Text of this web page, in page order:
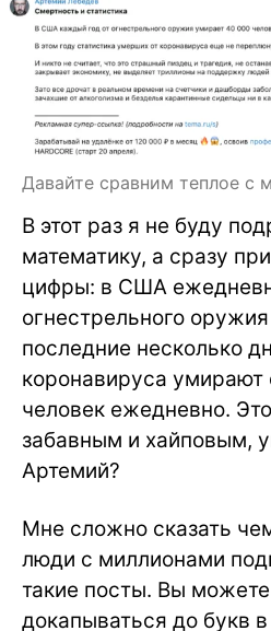
Давайте сравним теплое с
В этот раз я не буду
математику, а сразу
цифры: в США
огнестрельного
последние несколько
коронавируса умирают
человек ежедневно.
забавным и хайповым,
Артемий?
Мне сложно сказать
люди с миллионами
такие посты. Вы
докапываться до букв в